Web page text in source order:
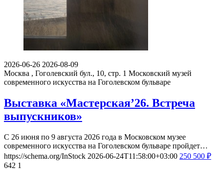
2026-06-26 2026-08-09
Москва , Гоголевский бул., 10, стр. 1 Московский музей
современного искусства на Гоголевском бульваре
Выставка «Мастерская’26. Встреча
выпускников»
С 26 июня по 9 августа 2026 года в Московском музее
современного искусства на Гоголевском бульваре пройдет…
https://schema.org/InStock 2026-06-24T11:58:00+03:00 250 500 ₽
642 1